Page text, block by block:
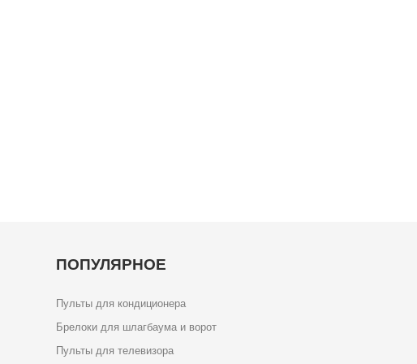
ПОПУЛЯРНОЕ
Пульты для кондиционера
Брелоки для шлагбаума и ворот
Пульты для телевизора